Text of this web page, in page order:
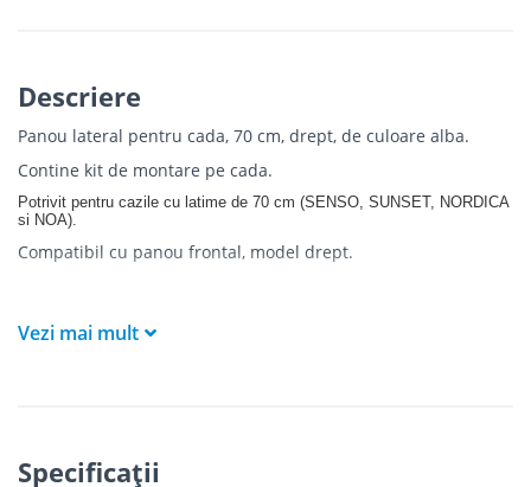
Descriere
Panou lateral pentru cada, 70 cm, drept, de culoare alba.
Contine kit de montare pe cada.
Potrivit pentru cazile cu latime de 70 cm (SENSO, SUNSET, NORDICA
si NOA).
Compatibil cu panou frontal, model drept.
Vezi mai mult
Specificaţii